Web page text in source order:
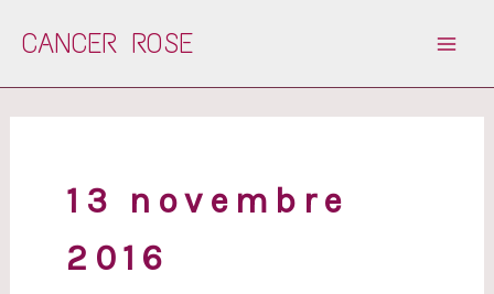
CANCER ROSE
13 novembre
2016